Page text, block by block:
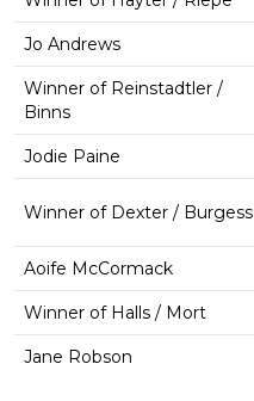
Jo Andrews
Winner of Reinstadtler /
Binns
Jodie Paine
Winner of Dexter / Burgess
Aoife McCormack
Winner of Halls / Mort
Jane Robson